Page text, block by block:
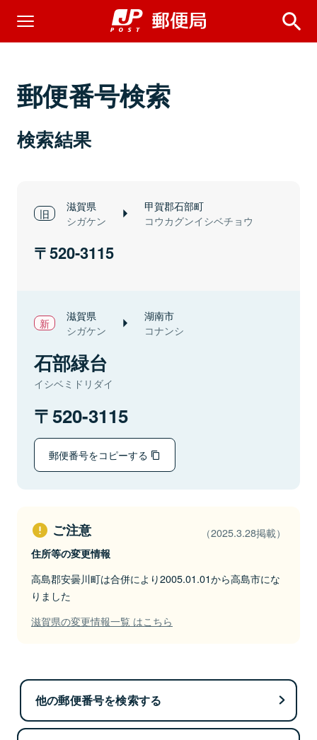
郵便番号検索
検索結果
滋賀県
シガケン
甲賀郡石部町
コウカグンイシベチョウ
520-3115
滋賀県
シガケン
湖南市
コナンシ
石部緑台
イシベミドリダイ
520-3115
郵便番号をコピーする
ご注意 （2025.3.28掲載）
住所等の変更情報
高島郡安曇川町は合併により2005.01.01から高島市にな
りました
滋賀県の変更情報一覧 はこちら
他の郵便番号を検索する